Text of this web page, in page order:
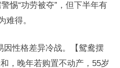
惕“功劳被夺”，但下半年有
难得。
因性格差异冷战。【鸳鸯摆
，晚年若购置不动产，55岁